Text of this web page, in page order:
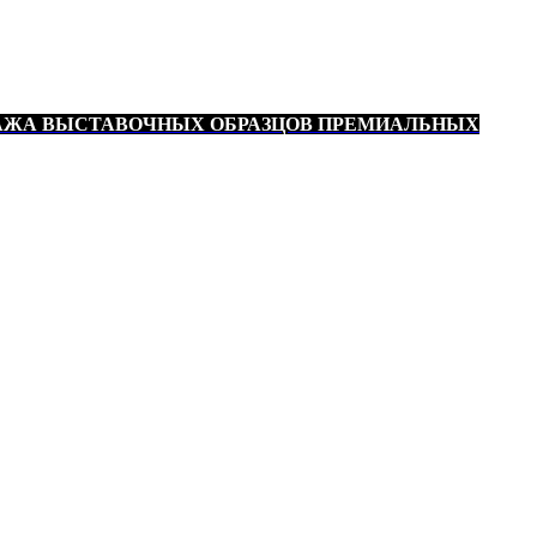
ВЫСТАВОЧНЫХ ОБРАЗЦОВ ПРЕМИАЛЬНЫХ